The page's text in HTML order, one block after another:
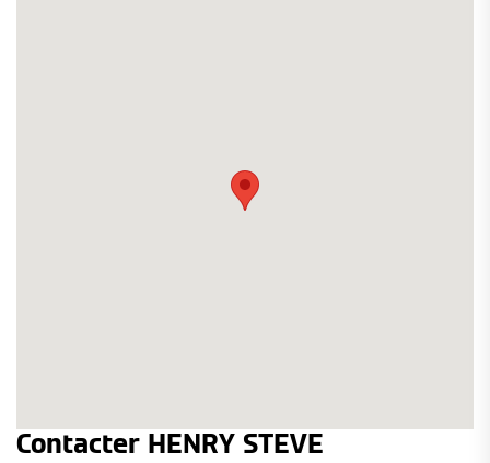
Contacter HENRY STEVE